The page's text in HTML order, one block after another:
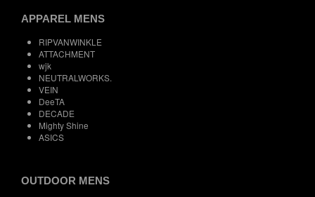
APPAREL MENS
RIPVANWINKLE
ATTACHMENT
wjk
NEUTRALWORKS.
VEIN
DeeTA
DECADE
Mighty Shine
ASICS
OUTDOOR MENS